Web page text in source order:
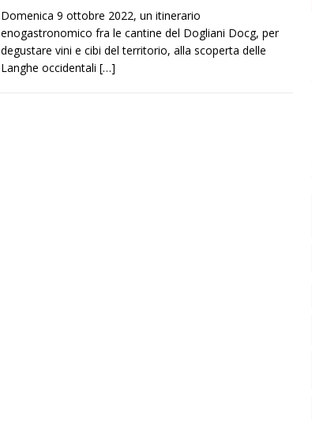
Abitare il piemontese / La parola della settimana è Bifa
Alba: lunedì 10 agosto tornano le “Notti del vino”
Domenica 9 ottobre 2022, un itinerario
enogastronomico fra le cantine del Dogliani Docg, per
degustare vini e cibi del territorio, alla scoperta delle
Langhe occidentali […]